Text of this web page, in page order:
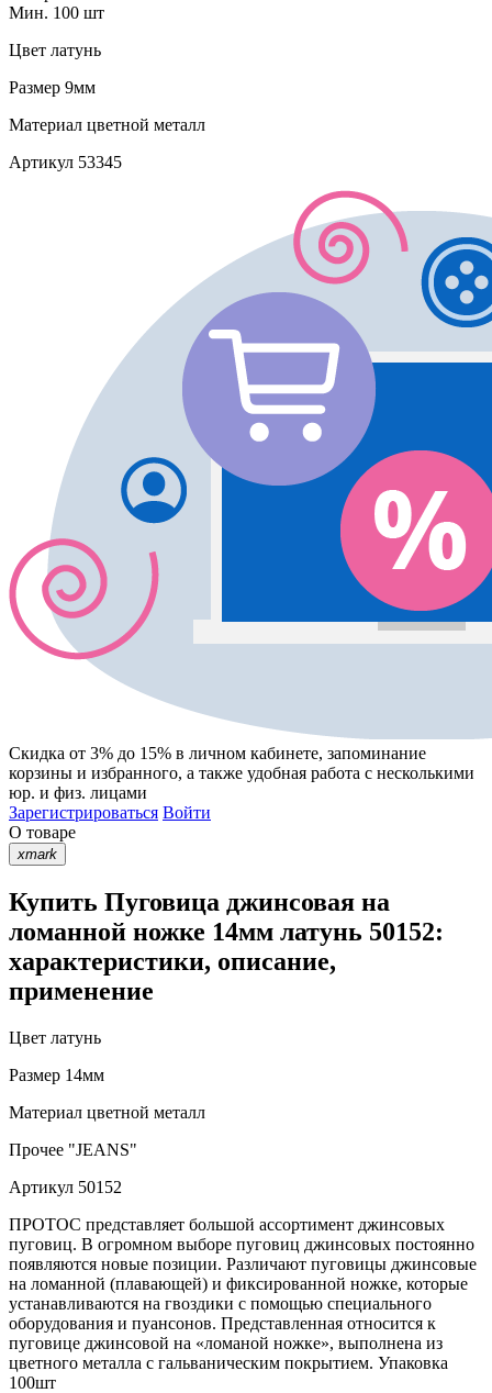
Мин. 100 шт
Цвет латунь
Размер 9мм
Материал цветной металл
Артикул 53345
Скидка от 3% до 15% в личном кабинете, запоминание
корзины и избранного, а также удобная работа с несколькими
юр. и физ. лицами
Зарегистрироваться Войти
О товаре
xmark
Купить Пуговица джинсовая на
ломанной ножке 14мм латунь 50152:
характеристики, описание,
применение
Цвет латунь
Размер 14мм
Материал цветной металл
Прочее "JEANS"
Артикул 50152
ПРОТОС представляет большой ассортимент джинсовых
пуговиц. В огромном выборе пуговиц джинсовых постоянно
появляются новые позиции. Различают пуговицы джинсовые
на ломанной (плавающей) и фиксированной ножке, которые
устанавливаются на гвоздики с помощью специального
оборудования и пуансонов. Представленная относится к
пуговице джинсовой на «ломаной ножке», выполнена из
цветного металла с гальваническим покрытием. Упаковка
100шт